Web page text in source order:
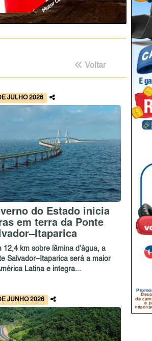
Voltar
JULHO 2026
do Estado inicia
em terra da Ponte
12,4 km sobre lâmina d’água, a
Salvador–Itaparica será a maior
Latina e integra...
JUNHO 2026